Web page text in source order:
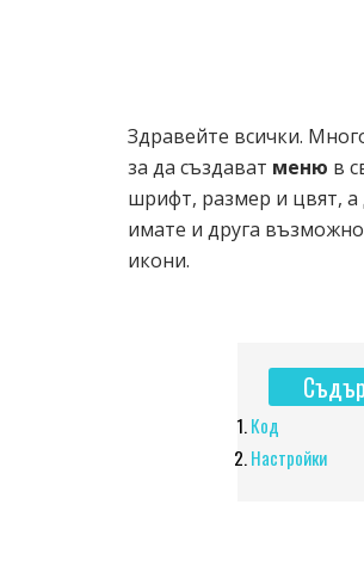
Здравейте всички.
за да създават меню в
шрифт, размер и цвят, а
имате и друга
икони.
Код
Настройки